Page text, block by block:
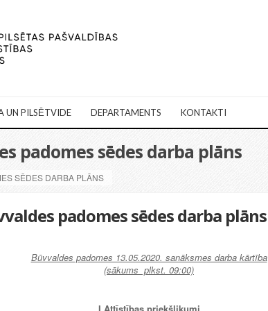
UN PILSĒTVIDE DEPARTAMENTS KONTAKTI
padomes sēdes darba plāns
SĒDES DARBA PLĀNS
padomes sēdes darba plāns
Būvvaldes padomes 13.05.2020. sanāksmes darba kārtība
(sākums plkst. 09:00)